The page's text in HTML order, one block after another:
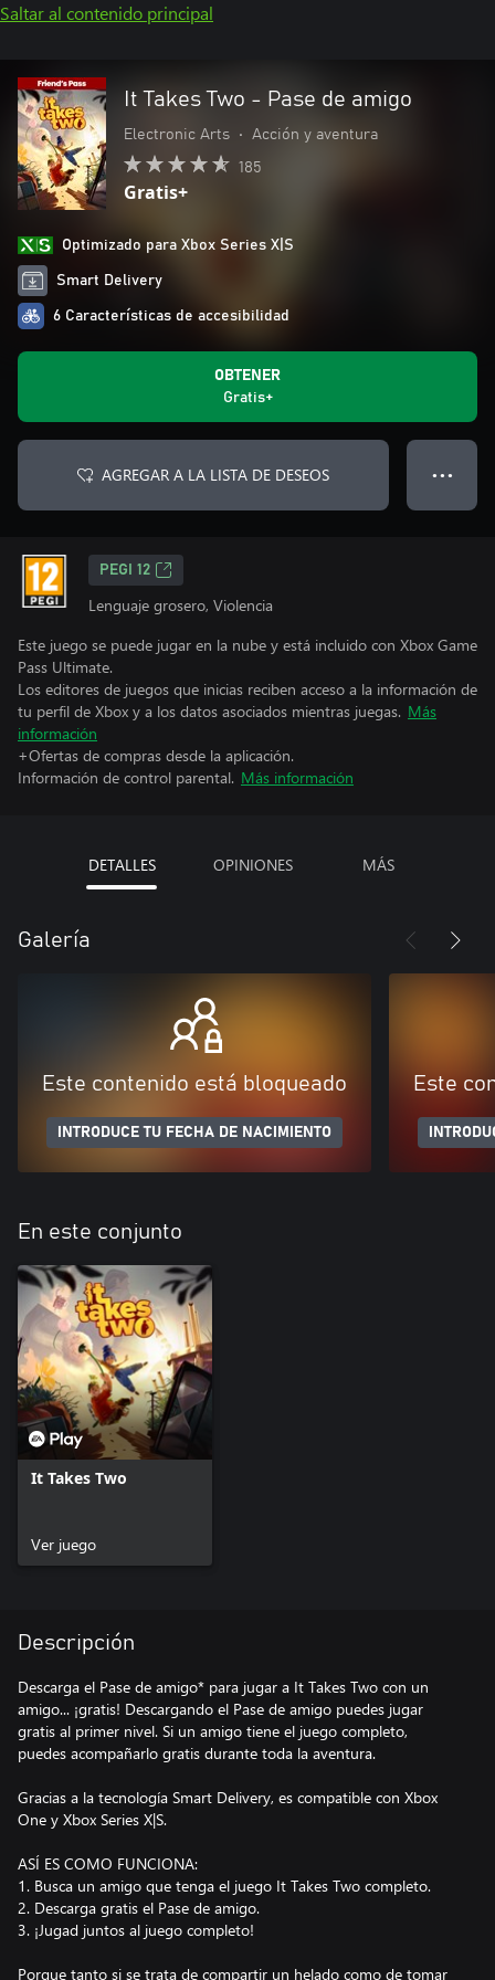
Saltar al contenido principal
It Takes Two - Pase de amigo
Electronic Arts • Acción y aventura
185
Gratis+
Optimizado para Xbox Series X|S
Smart Delivery
6 Características de accesibilidad
OBTENER
Gratis+
AGREGAR A LA LISTA DE DESEOS ● ● ●
PEGI 12
Lenguaje grosero, Violencia
Este juego se puede jugar en la nube y está incluido con Xbox Game
Pass Ultimate.
Los editores de juegos que inicias reciben acceso a la información de
tu perfil de Xbox y a los datos asociados mientras juegas. Más
información
+Ofertas de compras desde la aplicación.
Información de control parental. Más información
DETALLES OPINIONES MÁS
Galería
Este contenido está bloqueado
INTRODUCE TU FECHA DE NACIMIENTO
Este
En este conjunto
It Takes Two
Ver juego
Descripción
Descarga el Pase de amigo* para jugar a It Takes Two con un
amigo... ¡gratis! Descargando el Pase de amigo puedes jugar
gratis al primer nivel. Si un amigo tiene el juego completo,
puedes acompañarlo gratis durante toda la aventura.
Gracias a la tecnología Smart Delivery, es compatible con Xbox
One y Xbox Series X|S.
ASÍ ES COMO FUNCIONA:
1. Busca un amigo que tenga el juego It Takes Two completo.
2. Descarga gratis el Pase de amigo.
3. ¡Jugad juntos al juego completo!
Porque tanto si se trata de compartir un helado como de tomar